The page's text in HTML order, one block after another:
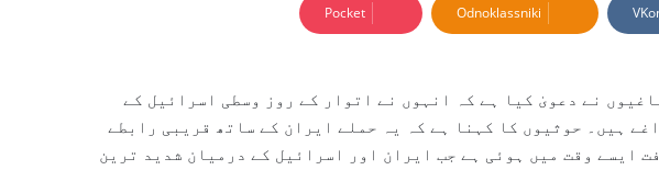
Odnoklassniki
Pocket
نے دعویٰ کیا ہے کہ انہوں نے اتوار کے روز وسطی اسرائیل کے
ہیں۔ حوثیوں کا کہنا ہے کہ یہ حملے ایران کے ساتھ قریبی رابطے
ایسے وقت میں ہوئی ہے جب ایران اور اسرائیل کے درمیان شدید ترین